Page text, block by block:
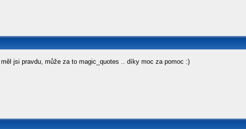
měl jsi pravdu, může za to magic_quotes .. díky moc za pomoc :)